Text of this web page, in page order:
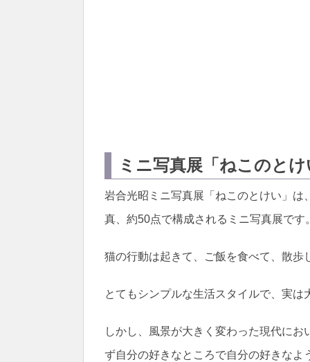
ミニ写真展「ねこのと
岩合光昭ミニ写真展「ねこのとけい」
真、約50点で構成されるミニ写真展です
猫の行動は起きて、ご飯を食べて、散歩
とてもシンプルな生活スタイルで、実は
しかし、風景が大きく変わった現代に
ず自分の好きなところで自分の好きなよ